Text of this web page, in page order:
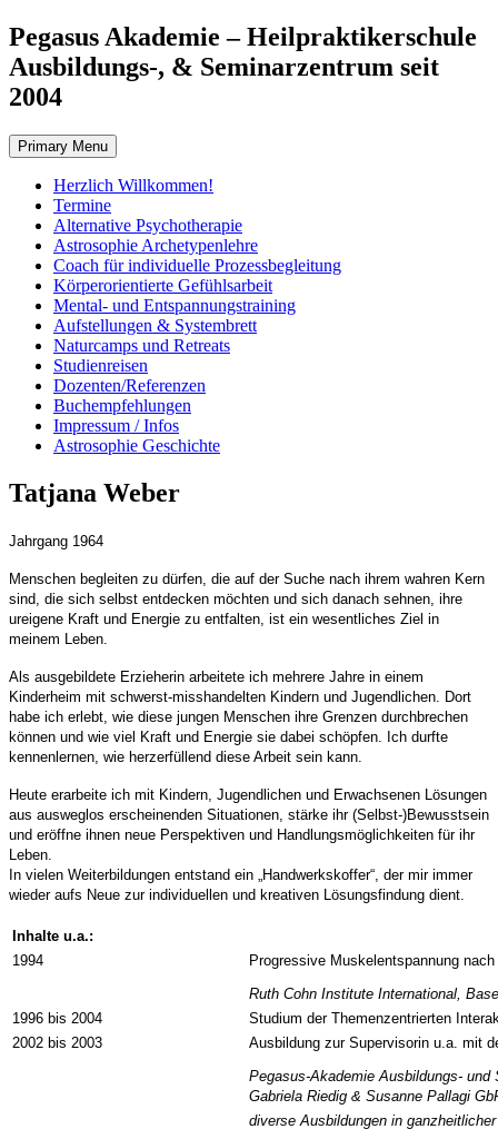
Skip
to
content
Pegasus Akademie – Heilpraktikerschule
Ausbildungs-, & Seminarzentrum seit
2004
Primary Menu
Herzlich Willkommen!
Termine
Alternative Psychotherapie
Astrosophie Archetypenlehre
Coach für individuelle Prozessbegleitung
Körperorientierte Gefühlsarbeit
Mental- und Entspannungstraining
Aufstellungen & Systembrett
Naturcamps und Retreats
Studienreisen
Dozenten/Referenzen
Buchempfehlungen
Impressum / Infos
Astrosophie Geschichte
Tatjana Weber
Jahrgang 1964
Menschen begleiten zu dürfen, die auf der Suche nach ihrem wahren Kern
sind, die sich selbst entdecken möchten und sich danach sehnen, ihre
ureigene Kraft und Energie zu entfalten, ist ein wesentliches Ziel in
meinem Leben.
Als ausgebildete Erzieherin arbeitete ich mehrere Jahre in einem
Kinderheim mit schwerst-misshandelten Kindern und Jugendlichen. Dort
habe ich erlebt, wie diese jungen Menschen ihre Grenzen durchbrechen
können und wie viel Kraft und Energie sie dabei schöpfen. Ich durfte
kennenlernen, wie herzerfüllend diese Arbeit sein kann.
Heute erarbeite ich mit Kindern, Jugendlichen und Erwachsenen Lösungen
aus ausweglos erscheinenden Situationen, stärke ihr (Selbst-)Bewusstsein
und eröffne ihnen neue Perspektiven und Handlungsmöglichkeiten für ihr
Leben.
In vielen Weiterbildungen entstand ein „Handwerkskoffer“, der mir immer
wieder aufs Neue zur individuellen und kreativen Lösungsfindung dient.
Inhalte u.a.:
1994
Progressive Muskelentspannung
Ruth Cohn Institute International,
1996 bis 2004
Studium der Themenzentrierten
2002 bis 2003
Ausbildung zur Supervisorin u.a. mit
Pegasus-Akademie Ausbildungs-
Gabriela Riedig & Susanne Pallagi
diverse Ausbildungen in